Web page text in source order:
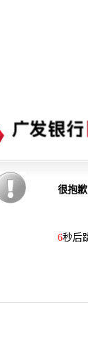
很抱
6秒后